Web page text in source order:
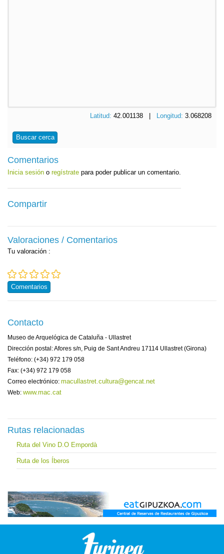
Latitud: 42.001138 | Longitud: 3.068208
Buscar cerca
Comentarios
Inicia sesión o regístrate para poder publicar un comentario.
Compartir
Valoraciones / Comentarios
Tu valoración :
Comentarios
Contacto
Museo de Arquelógica de Cataluña - Ullastret
Dirección postal: Afores s/n, Puig de Sant Andreu 17114 Ullastret (Girona)
Teléfono: (+34) 972 179 058
Fax: (+34) 972 179 058
Correo electrónico: macullastret.cultura@gencat.net
Web: www.mac.cat
Rutas relacionadas
Ruta del Vino D.O Empordà
Ruta de los Íberos